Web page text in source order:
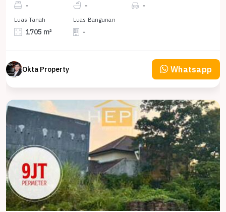
- - -
Luas Tanah
1705 m²
Luas Bangunan
-
Okta Property Whatsapp